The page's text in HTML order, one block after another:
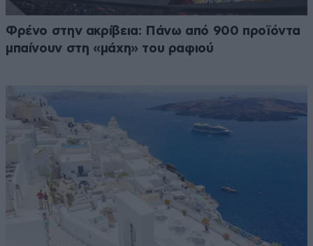
Φρένο στην ακρίβεια: Πάνω από 900 προϊόντα
μπαίνουν στη «μάχη» του ραφιού